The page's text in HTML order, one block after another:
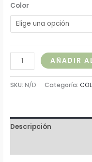
Color
AÑADIR
SKU: N/D Categoría:
Descripción